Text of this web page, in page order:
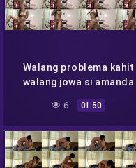
Walang problema kahit
walang jowa si amanda
sapat na ang matatabang
daliri niya
6 01:50